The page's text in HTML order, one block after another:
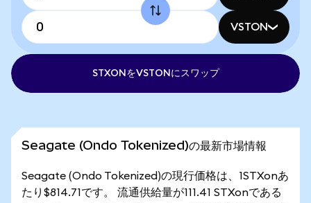
VSTON
STXONをVSTONにスワップ
Seagate (Ondo Tokenized)の最新市場情報
Seagate (Ondo Tokenized)の現行価格は、1STXonあ
たり$814.71です。 流通供給量が111.41 STXonである